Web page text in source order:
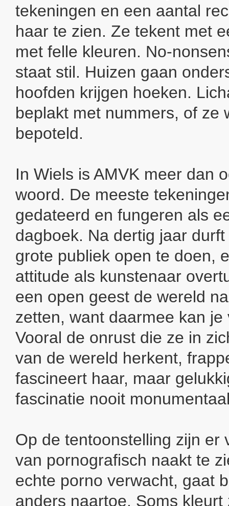
tekeningen en een aantal
haar te zien. Ze tekent met
met felle kleuren. No-
staat stil. Huizen gaan
hoofden krijgen hoeken.
beplakt met nummers, of ze
bepoteld.
In Wiels is AMVK meer dan
woord. De meeste
gedateerd en fungeren als
dagboek. Na dertig jaar
grote publiek open te doen,
attitude als kunstenaar
een open geest de wereld
zetten, want daarmee kan je
Vooral de onrust die ze in
van de wereld herkent,
fascineert haar, maar
fascinatie nooit
Op de tentoonstelling zijn er
van pornografisch naakt te
echte porno verwacht, gaat
anders naartoe. Soms kleurt